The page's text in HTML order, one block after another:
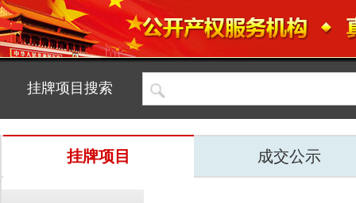
挂牌项目搜索
挂牌项目 成交公示